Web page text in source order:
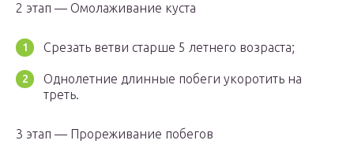
2 этап — Омолаживание куста
Срезать ветви старше 5 летнего возраста;
Однолетние длинные побеги укоротить на
треть.
3 этап — Прореживание побегов